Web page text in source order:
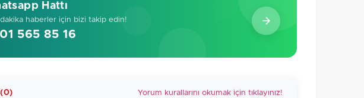
Hattı
haberler için bizi takip edin!
565 85 16
(0) Yorum kurallarını okumak için tıklayınız!